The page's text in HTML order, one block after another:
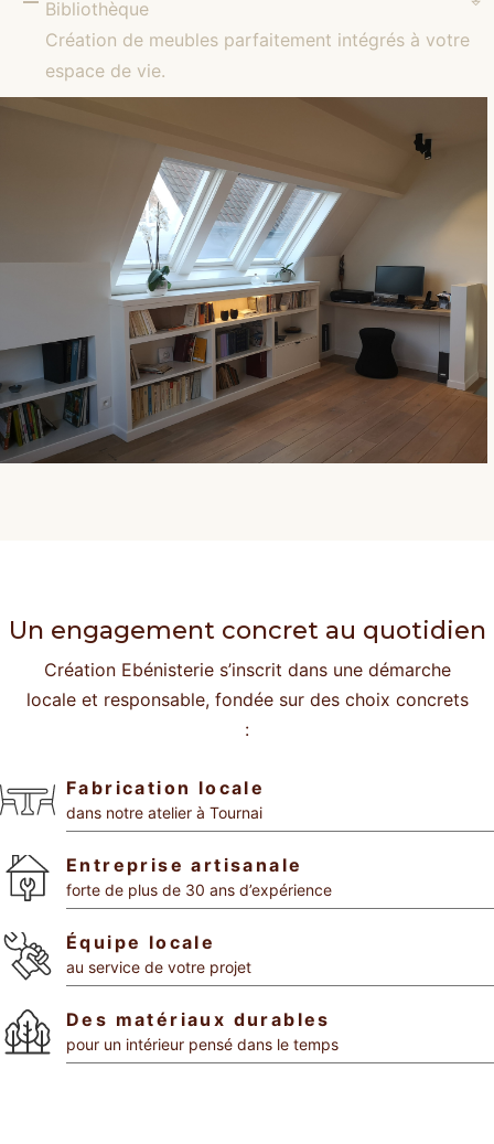
Création de meubles parfaitement intégrés à votre
espace de vie.
Bibliothèque
Un engagement concret au quotidien
Création Ebénisterie s’inscrit dans une démarche
locale et responsable, fondée sur des choix concrets
:
Fabrication locale
dans notre atelier à Tournai
Entreprise artisanale
forte de plus de 30 ans d’expérience
Équipe locale
au service de votre projet
Des matériaux durables
pour un intérieur pensé dans le temps